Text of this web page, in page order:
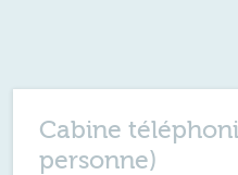
Cabine
personne)